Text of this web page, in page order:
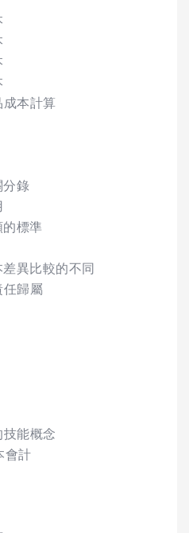
成本計算
分錄
標準
異比較的不同
任歸屬
能概念
會計